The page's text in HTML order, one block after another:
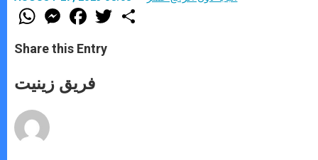
W
h
t
s
p
p
M
e
s
e
g
e
F
a
e
b
o
k
w
Share this Entry
فريق زينيت